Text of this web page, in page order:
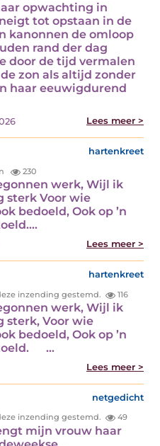
opwachting in
tot opstaan in de
kanonnen de omloop
rand der dag
door de tijd vermalen
zon als altijd zonder
haar eeuwigdurend
Lees meer >
hartenkreet
230
werk, Wijl ik
sterk Voor wie
bedoeld, Ook op ’n
Lees meer >
hartenkreet
inzending gestemd. 116
werk, Wijl ik
sterk, Voor wie
bedoeld, Ook op ’n
…
Lees meer >
netgedicht
inzending gestemd. 49
mijn vrouw haar